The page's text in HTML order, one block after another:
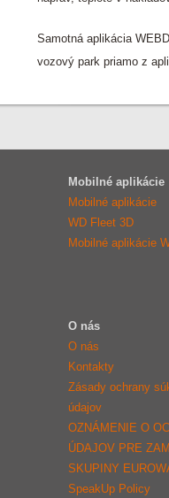
Samotná aplikácia
vozový park priamo z
Mobilné aplikácie
Mobilné aplikácie
WD Fleet 3D
Mobilné aplikácie
O nás
O nás
Kontakty
Zásady ochrany
údajov
OZNÁMENIE O
ÚDAJOV PRE
SKUPINY
SpeakUp Policy